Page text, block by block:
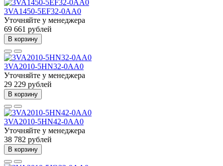
3VA1450-5EF32-0AA0
Уточняйте у менеджера
69 661 рублей
В корзину
3VA2010-5HN32-0AA0
Уточняйте у менеджера
29 229 рублей
В корзину
3VA2010-5HN42-0AA0
Уточняйте у менеджера
38 782 рублей
В корзину